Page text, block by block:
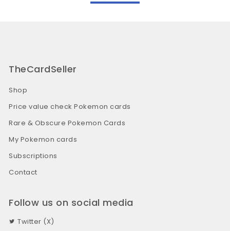
TheCardSeller
Shop
Price value check Pokemon cards
Rare & Obscure Pokemon Cards
My Pokemon cards
Subscriptions
Contact
Follow us on social media
Twitter (X)